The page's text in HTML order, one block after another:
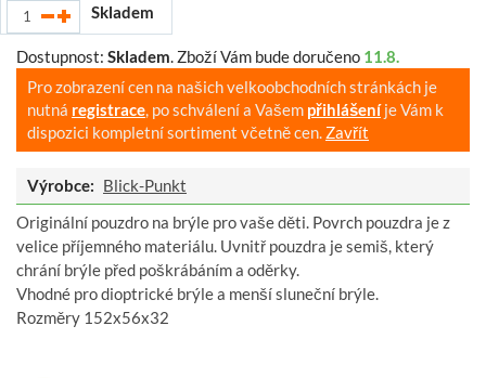
Skladem
Dostupnost: Skladem. Zboží Vám bude doručeno 11.8.
Pro zobrazení cen na našich velkoobchodních stránkách je
nutná registrace, po schválení a Vašem přihlášeníje Vám k
dispozici kompletní sortiment včetně cen. Zavřít
Výrobce: Blick-Punkt
Originální pouzdro na brýle pro vaše děti. Povrch pouzdra je z
velice příjemného materiálu. Uvnitř pouzdra je semiš, který
chrání brýle před poškrábáním a oděrky.
Vhodné pro dioptrické brýle a menší sluneční brýle.
Rozměry 152x56x32